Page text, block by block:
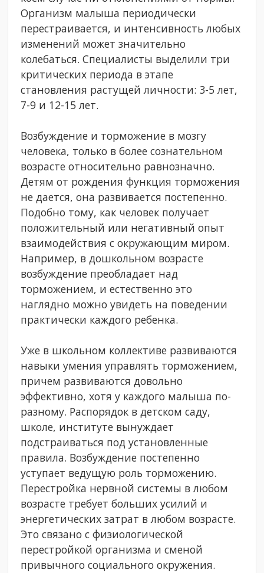
Организм малыша периодически
перестраивается, и интенсивность любых
изменений может значительно
колебаться. Специалисты выделили три
критических периода в этапе
становления растущей личности: 3-5 лет,
7-9 и 12-15 лет.
Возбуждение и торможение в мозгу
человека, только в более сознательном
возрасте относительно равнозначно.
Детям от рождения функция торможения
не дается, она развивается постепенно.
Подобно тому, как человек получает
положительный или негативный опыт
взаимодействия с окружающим миром.
Например, в дошкольном возрасте
возбуждение преобладает над
торможением, и естественно это
наглядно можно увидеть на поведении
практически каждого ребенка.
Уже в школьном коллективе развиваются
навыки умения управлять торможением,
причем развиваются довольно
эффективно, хотя у каждого малыша по-
разному. Распорядок в детском саду,
школе, институте вынуждает
подстраиваться под установленные
правила. Возбуждение постепенно
уступает ведущую роль торможению.
Перестройка нервной системы в любом
возрасте требует больших усилий и
энергетических затрат в любом возрасте.
Это связано с физиологической
перестройкой организма и сменой
привычного социального окружения.